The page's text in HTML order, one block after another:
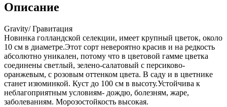
Описание
Gravity/ Гравитация
Новинка голландской селекции, имеет крупный цветок, около
10 см в диаметре.Этот сорт невероятно красив и на редкость
абсолютно уникален, потому что в цветовой гамме цветка
соединены светлый, зелено-салатовый с персиково-
оранжевым, с розовым оттенком цвета. В саду и в цветнике
станет изюминкой. Куст до 100 см в высоту.Устойчива к
неблагоприятным условиям- дождю, болезням, жаре,
заболеваниям. Морозостойкость высокая.